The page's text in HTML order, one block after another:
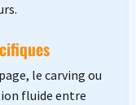
le carving ou
fluide entre